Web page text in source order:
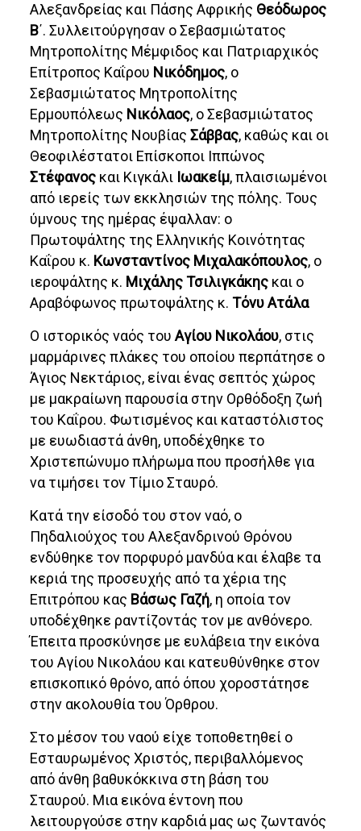
Αλεξανδρείας και Πάσης Αφρικής Θεόδωρος
Β΄. Συλλειτούργησαν ο Σεβασμιώτατος
Μητροπολίτης Μέμφιδος και Πατριαρχικός
Επίτροπος Καΐρου Νικόδημος, ο
Σεβασμιώτατος Μητροπολίτης
Ερμουπόλεως Νικόλαος, ο Σεβασμιώτατος
Μητροπολίτης ΝουβίαςΣάββας, καθώς και οι
Θεοφιλέστατοι Επίσκοποι Ιππώνος
Στέφανος και Κιγκάλι Ιωακείμ, πλαισιωμένοι
από ιερείς των εκκλησιών της πόλης. Τους
ύμνους της ημέρας έψαλλαν: ο
Πρωτοψάλτης της Ελληνικής Κοινότητας
Καΐρου κ. Κωνσταντίνος Μιχαλακόπουλος, ο
ιεροψάλτης κ. Μιχάλης Τσιλιγκάκης και ο
Αραβόφωνος πρωτοψάλτης κ.Τόνυ Ατάλα
Ο ιστορικός ναός τουΑγίου Νικολάου, στις
μαρμάρινες πλάκες του οποίου περπάτησε ο
Άγιος Νεκτάριος, είναι ένας σεπτός χώρος
με μακραίωνη παρουσία στην Ορθόδοξη ζωή
του Καΐρου. Φωτισμένος και καταστόλιστος
με ευωδιαστά άνθη, υποδέχθηκε το
Χριστεπώνυμο πλήρωμα που προσήλθε για
να τιμήσει τον Τίμιο Σταυρό.
Κατά την είσοδό του στον ναό, ο
Πηδαλιούχος του Αλεξανδρινού Θρόνου
ενδύθηκε τον πορφυρό μανδύα και έλαβε τα
κεριά της προσευχής από τα χέρια της
Επιτρόπου κας Βάσως Γαζή, η οποία τον
υποδέχθηκε ραντίζοντάς τον με ανθόνερο.
Έπειτα προσκύνησε με ευλάβεια την εικόνα
του Αγίου Νικολάου και κατευθύνθηκε στον
επισκοπικό θρόνο, από όπου χοροστάτησε
στην ακολουθία του Όρθρου.
Στο μέσον του ναού είχε τοποθετηθεί ο
Εσταυρωμένος Χριστός, περιβαλλόμενος
από άνθη βαθυκόκκινα στη βάση του
Σταυρού. Μια εικόνα έντονη που
λειτουργούσε στην καρδιά μας ως ζωντανός